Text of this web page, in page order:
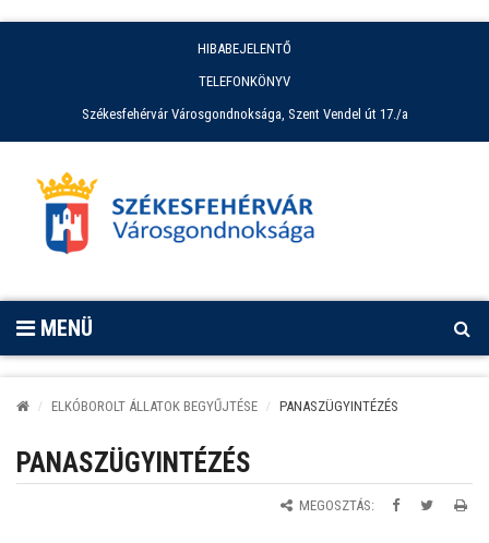
HIBABEJELENTŐ
TELEFONKÖNYV
Székesfehérvár Városgondnoksága, Szent Vendel út 17./a
MENÜ
ELKÓBOROLT ÁLLATOK BEGYŰJTÉSE PANASZÜGYINTÉZÉS
PANASZÜGYINTÉZÉS
MEGOSZTÁS: